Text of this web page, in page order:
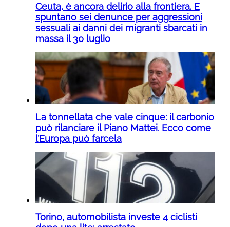
Ceuta, è ancora delirio alla frontiera. E
spuntano sei denunce per aggressioni
sessuali ai danni dei migranti sbarcati in
massa il 30 luglio
La tonnellata che vale cinque: il carbonio
può rilanciare il Piano Mattei. Ecco come
l’Europa può farcela
Torino, automobilista investe 4 ciclisti